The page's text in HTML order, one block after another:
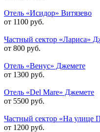
Отель «Исидор» Витязево
от 1100 руб.
Частный сектор «Лариса»
от 800 руб.
Отель «Венус» Джемете
от 1300 руб.
Отель «Del Mare» Джемете
от 5500 руб.
Частный сектор «На улице
от 1200 руб.